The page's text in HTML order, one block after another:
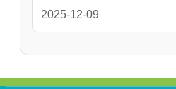
2025-12-09